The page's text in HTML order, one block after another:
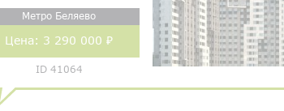
Метро Беляево
Цена: 3 290 000 ₽
ID 41064